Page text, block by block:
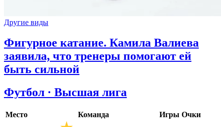
Другие виды
Фигурное катание. Камила Валиева
заявила, что тренеры помогают ей
быть сильной
Футбол · Высшая лига
Место Команда Игры Очки